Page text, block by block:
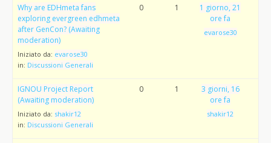
Why are EDHmeta fans
exploring evergreen edhmeta
after GenCon? (Awaiting
moderation)
Iniziato da: evarose30
in: Discussioni Generali
0 1
1 giorno, 21
ore fa
evarose30
IGNOU Project Report
(Awaiting moderation)
Iniziato da: shakir12
in: Discussioni Generali
0 1
3 giorni, 16
ore fa
shakir12